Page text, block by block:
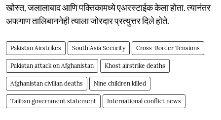
खोस्त, जलालाबाद आणि पक्तिकामध्ये एअरस्टाईक केला होता. त्यानंतर
अफगाण तालिबाननेही त्याला जोरदार प्रत्युत्तर दिले होते.
Pakistan Airstrikes South Asia Security Cross-Border Tensions
Pakistan attack on Afghanistan Khost airstrike deaths
Afghanistan civilian deaths Nine children killed
Taliban government statement International conflict news